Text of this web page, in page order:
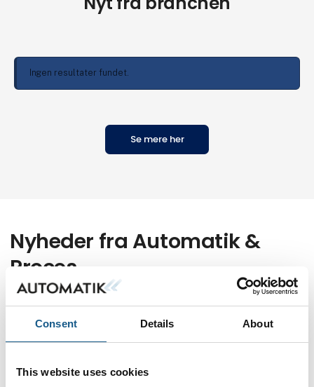
Consent Details About
This website uses cookies
Ingen resultater fundet.
Se mere her
Nyheder fra Automatik &
Proces